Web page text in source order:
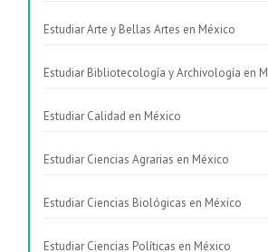
Estudiar Arte y Bellas Artes en México
Estudiar Bibliotecología y Archivología en
Estudiar Calidad en México
Estudiar Ciencias Agrarias en México
Estudiar Ciencias Biológicas en México
Estudiar Ciencias Políticas en México